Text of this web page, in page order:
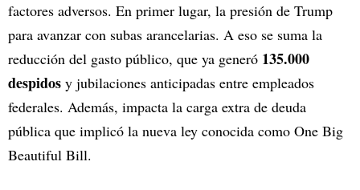
factores adversos. En primer lugar, la presión de Trump
para avanzar con subas arancelarias. A eso se suma la
reducción del gasto público, que ya generó 135.000
despidos y jubilaciones anticipadas entre empleados
federales. Además, impacta la carga extra de deuda
pública que implicó la nueva ley conocida como One Big
Beautiful Bill.